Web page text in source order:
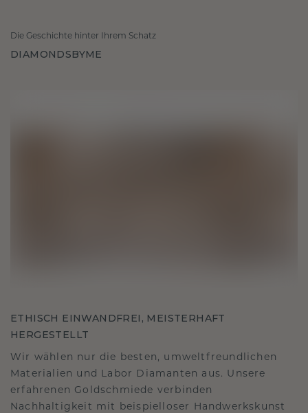
Die Geschichte hinter Ihrem Schatz
DIAMONDSBYME
ETHISCH EINWANDFREI, MEISTERHAFT
HERGESTELLT
Wir wählen nur die besten, umweltfreundlichen
Materialien und Labor Diamanten aus. Unsere
erfahrenen Goldschmiede verbinden
Nachhaltigkeit mit beispielloser Handwerkskunst